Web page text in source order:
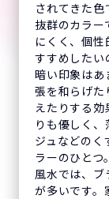
されてきた色
抜群のカラー
にくく、個性
すすめしたい
暗い印象はあ
張を和らげた
えたりする効
りも優しく
ジュなどのく
ラーのひとつ
風水では、ブ
が多いです。